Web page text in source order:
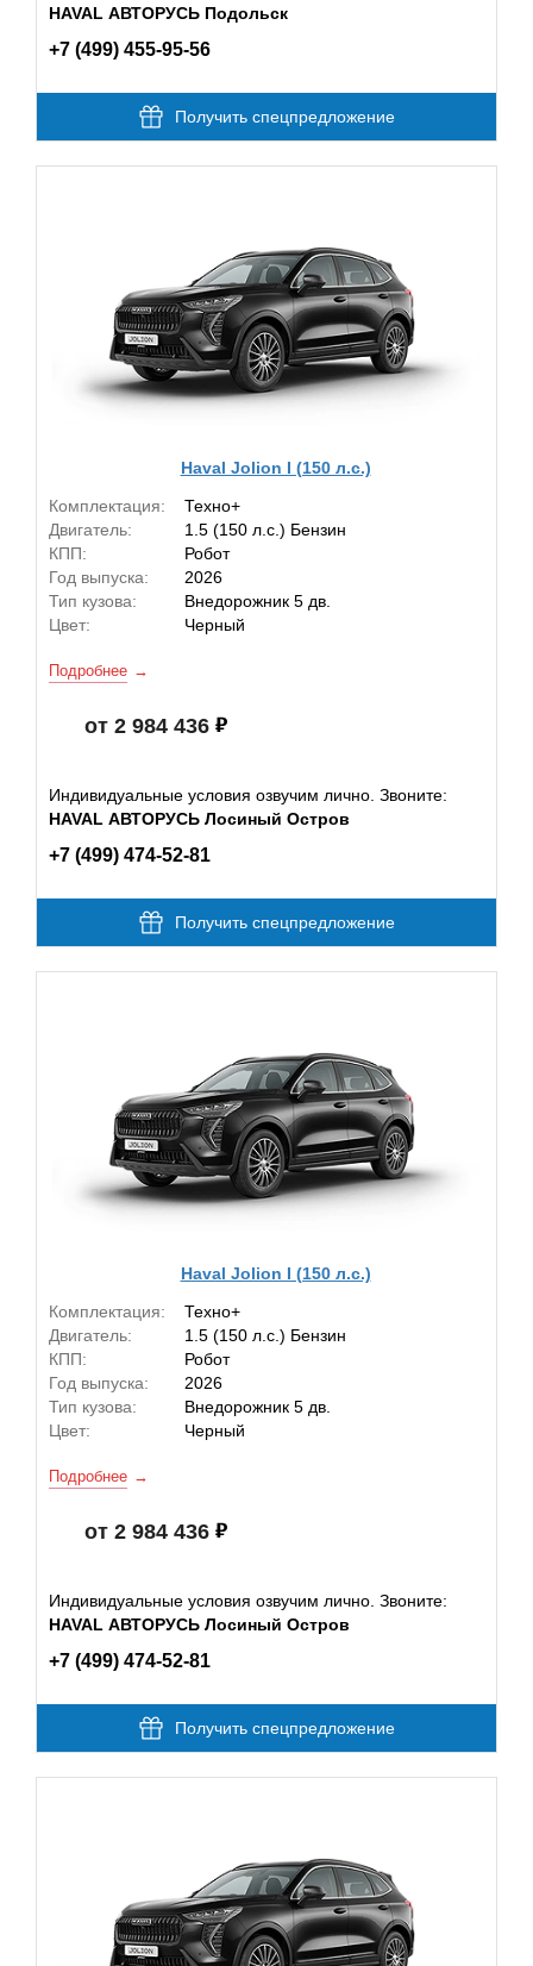
HAVAL АВТОРУСЬ Подольск
+7 (499) 455-95-56
Получить спецпредложение
Haval Jolion I (150 л.с.)
Комплектация:
Техно+
Двигатель:
1.5 (150 л.с.) Бензин
КПП:
Робот
Год выпуска:
2026
Тип кузова:
Внедорожник 5 дв.
Цвет:
Черный
Подробнее
от 2 984 436
Индивидуальные условия озвучим лично. Звоните:
HAVAL АВТОРУСЬ Лосиный Остров
+7 (499) 474-52-81
Получить спецпредложение
Haval Jolion I (150 л.с.)
Комплектация:
Техно+
Двигатель:
1.5 (150 л.с.) Бензин
КПП:
Робот
Год выпуска:
2026
Тип кузова:
Внедорожник 5 дв.
Цвет:
Черный
Подробнее
от 2 984 436
Индивидуальные условия озвучим лично. Звоните:
HAVAL АВТОРУСЬ Лосиный Остров
+7 (499) 474-52-81
Получить спецпредложение